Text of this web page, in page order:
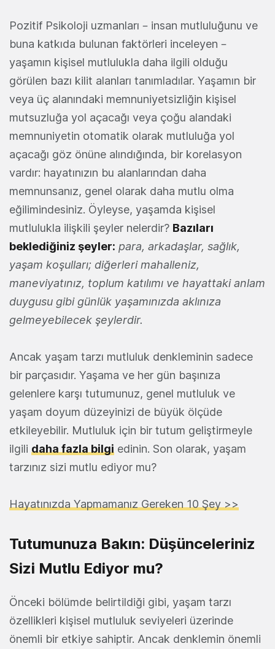
Pozitif Psikoloji uzmanları – insan mutluluğunu ve
buna katkıda bulunan faktörleri inceleyen –
yaşamın kişisel mutlulukla daha ilgili olduğu
görülen bazı kilit alanları tanımladılar. Yaşamın bir
veya üç alanındaki memnuniyetsizliğin kişisel
mutsuzluğa yol açacağı veya çoğu alandaki
memnuniyetin otomatik olarak mutluluğa yol
açacağı göz önüne alındığında, bir korelasyon
vardır: hayatınızın bu alanlarından daha
memnunsanız, genel olarak daha mutlu olma
eğilimindesiniz. Öyleyse, yaşamda kişisel
mutlulukla ilişkili şeyler nelerdir? Bazıları
beklediğiniz şeyler: para, arkadaşlar, sağlık,
yaşam koşulları; diğerleri mahalleniz,
maneviyatınız, toplum katılımı ve hayattaki anlam
duygusu gibi günlük yaşamınızda aklınıza
gelmeyebilecek şeylerdir.
Ancak yaşam tarzı mutluluk denkleminin sadece
bir parçasıdır. Yaşama ve her gün başınıza
gelenlere karşı tutumunuz, genel mutluluk ve
yaşam doyum düzeyinizi de büyük ölçüde
etkileyebilir. Mutluluk için bir tutum geliştirmeyle
ilgili daha fazla bilgi edinin. Son olarak, yaşam
tarzınız sizi mutlu ediyor mu?
Hayatınızda Yapmamanız Gereken 10 Şey >>
Tutumunuza Bakın: Düşünceleriniz
Sizi Mutlu Ediyor mu?
Önceki bölümde belirtildiği gibi, yaşam tarzı
özellikleri kişisel mutluluk seviyeleri üzerinde
önemli bir etkiye sahiptir. Ancak denklemin önemli